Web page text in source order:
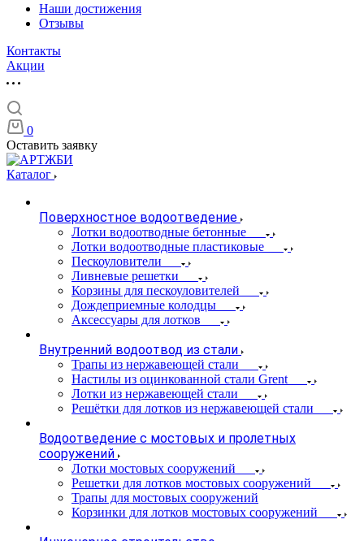
Наши достижения
Отзывы
Контакты
Акции
0
Оставить заявку
Каталог
Поверхностное водоотведение
Лотки водоотводные бетонные
Лотки водоотводные пластиковые
Пескоуловители
Ливневые решетки
Корзины для пескоуловителей
Дождеприемные колодцы
Аксессуары для лотков
Внутренний водоотвод из стали
Трапы из нержавеющей стали
Настилы из оцинкованной стали Grent
Лотки из нержавеющей стали
Решётки для лотков из нержавеющей стали
Водоотведение с мостовых и пролетных
сооружений
Лотки мостовых сооружений
Решетки для лотков мостовых сооружений
Трапы для мостовых сооружений
Корзинки для лотков мостовых сооружений